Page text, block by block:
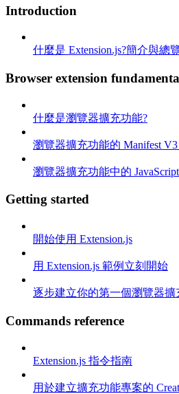
Introduction
什麼是 Extension.js?簡介與總
Browser extension
什麼是瀏覽器擴充功能?
瀏覽器擴充功能的 Manifest
瀏覽器擴充功能中的
Getting started
開始使用 Extension.js
用 Extension.js 範例立刻開始
逐步建立你的第一個瀏覽器擴
Commands reference
Extension.js 指令指南
用於建立擴充功能專案的